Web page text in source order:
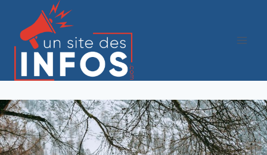
contenu